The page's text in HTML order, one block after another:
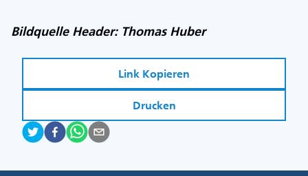
Bildquelle Header: Thomas Huber
Link Kopieren
Drucken